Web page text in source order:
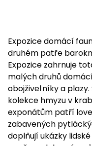
Expozice domácí
druhém patře
Expozice zahrnuje
malých druhů
obojživelníky a
kolekce hmyzu v krab
exponátům patří
zabavených
doplňují ukázky